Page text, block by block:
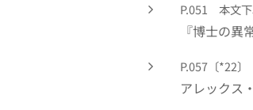
P.051 本文下
『博士の異
P.057〔*22〕
アレックス